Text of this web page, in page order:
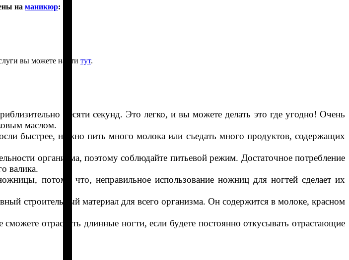
на маникюр:
вы можете найти тут.
десяти секунд. Это легко, и вы можете делать это где угодно! Очень
маслом.
быстрее, нужно пить много молока или съедать много продуктов, содержащих
организма, поэтому соблюдайте питьевой режим. Достаточное потребление
валика.
потому что, неправильное использование ножниц для ногтей сделает их
строительный материал для всего организма. Он содержится в молоке, красном
отрастить длинные ногти, если будете постоянно откусывать отрастающие